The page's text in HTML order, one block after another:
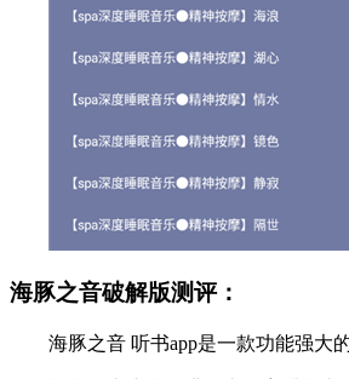
海豚之音破解版测评：
海豚之音 听书app是一款功能强大的